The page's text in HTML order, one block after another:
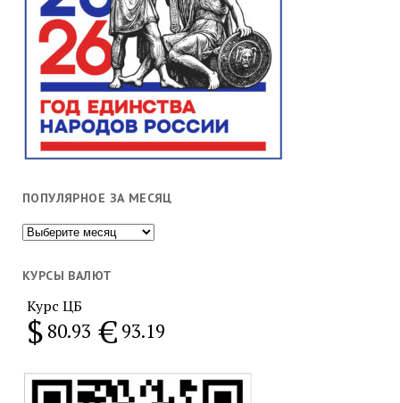
ПОПУЛЯРНОЕ ЗА МЕСЯЦ
Популярное
месяц
КУРСЫ ВАЛЮТ
Курс ЦБ
$ 80.93 € 93.19